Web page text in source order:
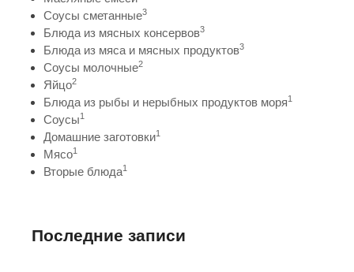
Соусы сметанные3
Блюда из мясных консервов3
Блюда из мяса и мясных продуктов3
Соусы молочные2
Яйцо2
Блюда из рыбы и нерыбных продуктов моря1
Соусы1
Домашние заготовки1
Мясо1
Вторые блюда1
Последние записи